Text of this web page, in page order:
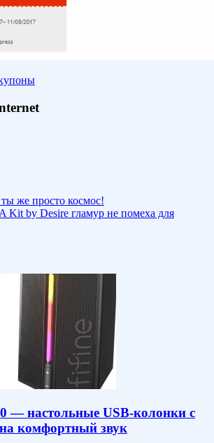
же просто космос!
Kit by Desire гламур не помеха для
— настольные USB-колонки с
комфортный звук